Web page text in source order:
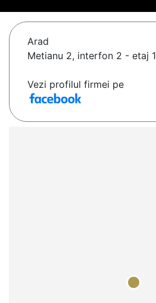
Arad
Metianu 2, interfon 2 - etaj 1
Vezi profilul firmei pe